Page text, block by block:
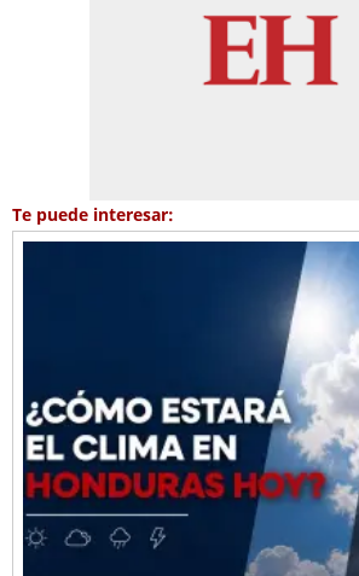
Te puede interesar: